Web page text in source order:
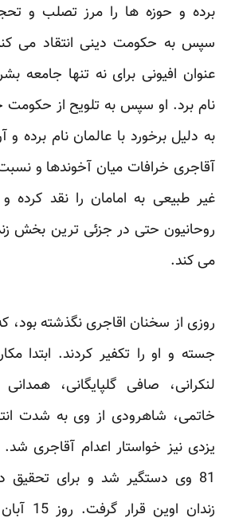
برده و حوزه ها را مرز تصلب و
سپس به حکومت دینی انتقاد می
عنوان افیونی برای نه تنها جامعه
نام برد. او سپس به تلویح از حکومت
به دلیل برخورد با عالمان نام برده
آقاجری خرافات میان آخوندها و
غیر طبیعی به امامان را نقد
روحانیون حتی در جزئی ترین بخش
‏می کند. ‏
روزی از سخنان اقاجری نگذشته بود،
جسته و او را تکفیر کردند. ابتدا
‏لنکرانی، صافی گلپایگانی،
خاتمی، شاهرودی از وی به شدت
81 وی دستگیر شد و برای تحقیق
زندان